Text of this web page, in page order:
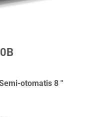
otomatis 8 "